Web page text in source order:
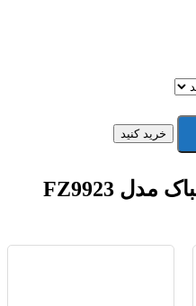
خرید کنید
رنگ های دیگر کتونی ریباک مدل FZ9923